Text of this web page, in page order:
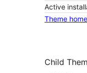
Active
Theme
Child